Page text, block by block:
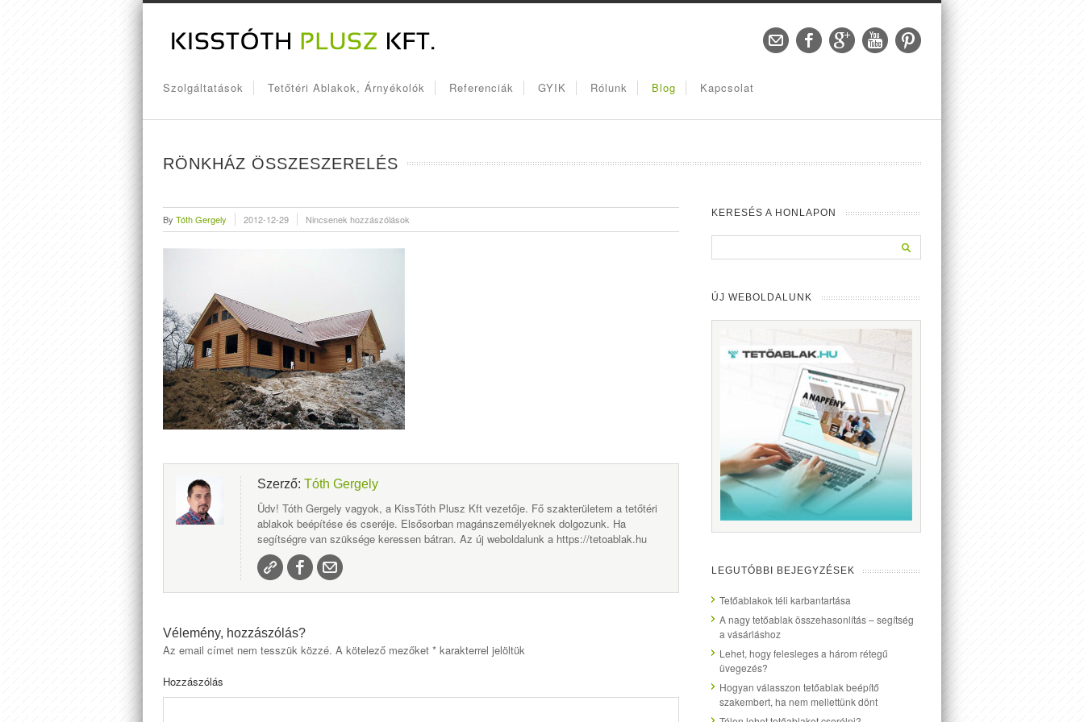
Szolgáltatások Tetőtéri Ablakok, Árnyékolók Referenciák GYIK Rólunk Blog Kapcsolat
RÖNKHÁZ ÖSSZESZERELÉS
By Tóth Gergely 2012-12-29 Nincsenek hozzászólások
Szerző: Tóth Gergely
Üdv! Tóth Gergely vagyok, a KissTóth Plusz Kft vezetője. Fő szakterületem a tetőtéri
ablakok beépítése és cseréje. Elsősorban magánszemélyeknek dolgozunk. Ha
segítségre van szüksége keressen bátran. Az új weboldalunk a https://tetoablak.hu
Vélemény, hozzászólás?
Az email címet nem tesszük közzé. A kötelező mezőket * karakterrel jelöltük
Hozzászólás
KERESÉS A HONLAPON
ÚJ WEBOLDALUNK
LEGUTÓBBI BEJEGYZÉSEK
Tetőablakok téli karbantartása
A nagy tetőablak összehasonlítás – segítség
a vásárláshoz
Lehet, hogy felesleges a három rétegű
üvegezés?
Hogyan válasszon tetőablak beépítő
szakembert, ha nem mellettünk dönt